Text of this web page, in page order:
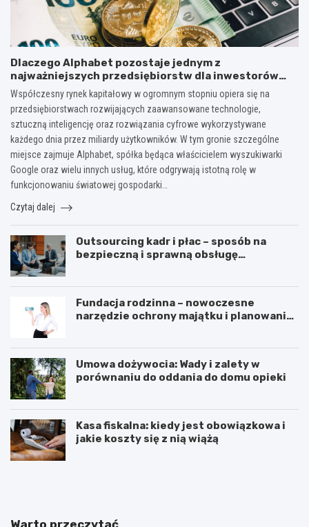
Dlaczego Alphabet pozostaje jednym z
najważniejszych przedsiębiorstw dla inwestorów
zainteresowanych sektorem nowych technologii?
Współczesny rynek kapitałowy w ogromnym stopniu opiera się na
przedsiębiorstwach rozwijających zaawansowane technologie,
sztuczną inteligencję oraz rozwiązania cyfrowe wykorzystywane
każdego dnia przez miliardy użytkowników. W tym gronie szczególne
miejsce zajmuje Alphabet, spółka będąca właścicielem wyszukiwarki
Google oraz wielu innych usług, które odgrywają istotną rolę w
funkcjonowaniu światowej gospodarki…
Czytaj dalej
Outsourcing kadr i płac – sposób na
bezpieczną i sprawną obsługę
Fundacja rodzinna – nowoczesne
narzędzie ochrony majątku i planowania
Umowa dożywocia: Wady i zalety w
porównaniu do oddania do domu opieki
Kasa fiskalna: kiedy jest obowiązkowa i
jakie koszty się z nią wiążą
J
a
J
k